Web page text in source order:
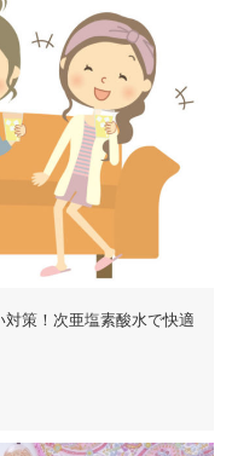
策！次亜塩素酸水で快適